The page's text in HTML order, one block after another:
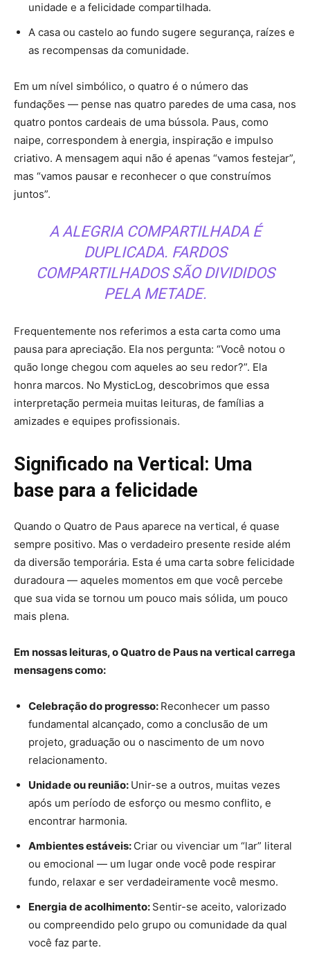
unidade e a felicidade compartilhada.
A casa ou castelo ao fundo sugere segurança, raízes e
as recompensas da comunidade.
Em um nível simbólico, o quatro é o número das
fundações — pense nas quatro paredes de uma casa, nos
quatro pontos cardeais de uma bússola. Paus, como
naipe, correspondem à energia, inspiração e impulso
criativo. A mensagem aqui não é apenas “vamos festejar”,
mas “vamos pausar e reconhecer o que construímos
juntos”.
A ALEGRIA COMPARTILHADA É
DUPLICADA. FARDOS
COMPARTILHADOS SÃO DIVIDIDOS
PELA METADE.
Frequentemente nos referimos a esta carta como uma
pausa para apreciação. Ela nos pergunta: “Você notou o
quão longe chegou com aqueles ao seu redor?”. Ela
honra marcos. No MysticLog, descobrimos que essa
interpretação permeia muitas leituras, de famílias a
amizades e equipes profissionais.
Significado na Vertical: Uma
base para a felicidade
Quando o Quatro de Paus aparece na vertical, é quase
sempre positivo. Mas o verdadeiro presente reside além
da diversão temporária. Esta é uma carta sobre felicidade
duradoura — aqueles momentos em que você percebe
que sua vida se tornou um pouco mais sólida, um pouco
mais plena.
Em nossas leituras, o Quatro de Paus na vertical carrega
mensagens como:
Celebração do progresso: Reconhecer um passo
fundamental alcançado, como a conclusão de um
projeto, graduação ou o nascimento de um novo
relacionamento.
Unidade ou reunião: Unir-se a outros, muitas vezes
após um período de esforço ou mesmo conflito, e
encontrar harmonia.
Ambientes estáveis: Criar ou vivenciar um “lar” literal
ou emocional — um lugar onde você pode respirar
fundo, relaxar e ser verdadeiramente você mesmo.
Energia de acolhimento: Sentir-se aceito, valorizado
ou compreendido pelo grupo ou comunidade da qual
você faz parte.